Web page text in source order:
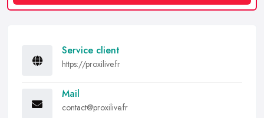
Service client
https://proxilive.fr
Mail
contact@proxilive.fr